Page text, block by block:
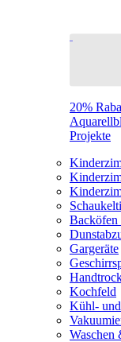
20%
Projekte
Gargeräte
Kochfeld
Kühl-
Waschen